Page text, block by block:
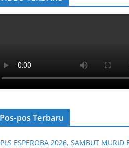
Pos-pos Terbaru
ESPEROBA 2026, SAMBUT MURID